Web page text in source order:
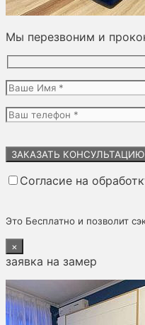
Мы перезвоним и
это
пустым.
Согласие на
Это Бесплатно и позволит
×
заявка на замер